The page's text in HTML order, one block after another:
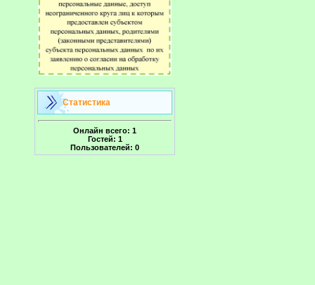
Статистика
Онлайн всего: 1
Гостей: 1
Пользователей: 0